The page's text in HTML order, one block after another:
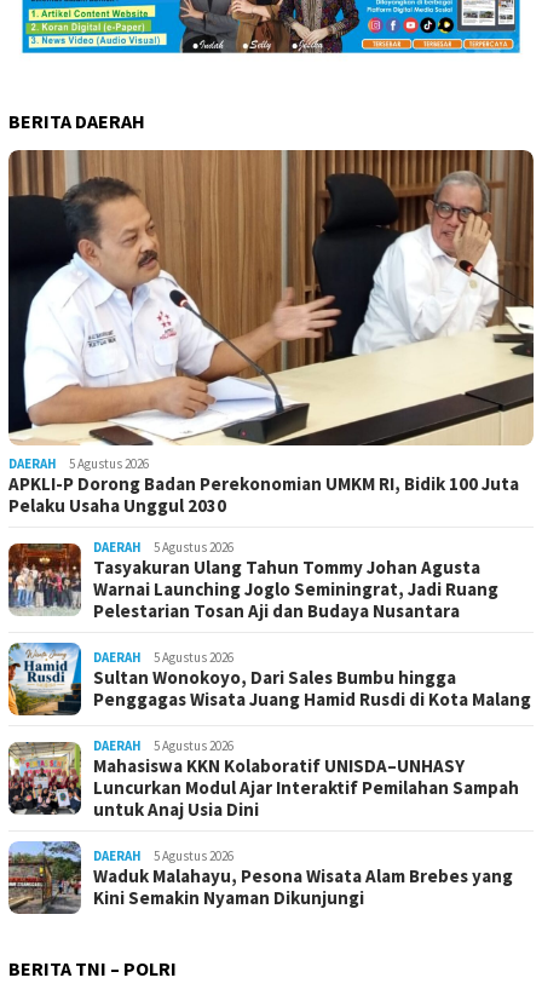
BERITA DAERAH
DAERAH 5 Agustus 2026
APKLI-P Dorong Badan Perekonomian UMKM RI, Bidik 100 Juta
Pelaku Usaha Unggul 2030
DAERAH 5 Agustus 2026
Tasyakuran Ulang Tahun Tommy Johan Agusta
Warnai Launching Joglo Seminingrat, Jadi Ruang
Pelestarian Tosan Aji dan Budaya Nusantara
DAERAH 5 Agustus 2026
Sultan Wonokoyo, Dari Sales Bumbu hingga
Penggagas Wisata Juang Hamid Rusdi di Kota Malang
DAERAH 5 Agustus 2026
Mahasiswa KKN Kolaboratif UNISDA–UNHASY
Luncurkan Modul Ajar Interaktif Pemilahan Sampah
untuk Anaj Usia Dini
DAERAH 5 Agustus 2026
Waduk Malahayu, Pesona Wisata Alam Brebes yang
Kini Semakin Nyaman Dikunjungi
BERITA TNI – POLRI